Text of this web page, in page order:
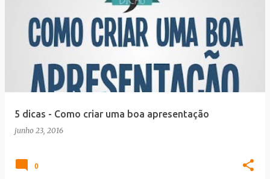
5 dicas - Como criar uma boa apresentação
junho 23, 2016
0